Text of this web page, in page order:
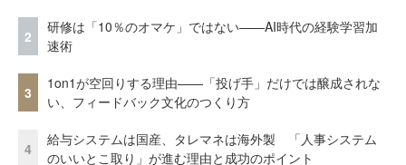
2
研修は「10％のオマケ」ではない——AI時代の経験学習加
速術
3
1on1が空回りする理由——「投げ手」だけでは醸成されな
い、フィードバック文化のつくり方
4
給与システムは国産、タレマネは海外製 「人事システム
のいいとこ取り」が進む理由と成功のポイント